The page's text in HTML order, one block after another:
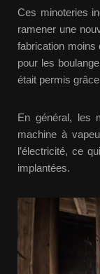
Ces minoteries
ramener une
fabrication moins
pour les
était permis
En général, les
machine à
l’électricité, ce
implantées.